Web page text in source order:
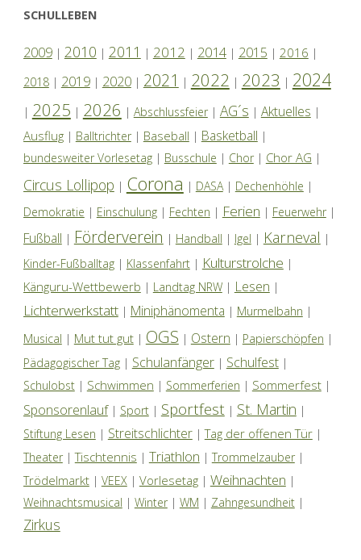
SCHULLEBEN
2009| 2010 | 2011 | 2012 | 2014| 2015 | 2016 |
2018| 2019| 2020| 2021 | 2022 | 2023 | 2024
| 2025 | 2026 | Abschlussfeier| AG´s | Aktuelles |
Ausflug| Balltrichter| Baseball | Basketball |
bundesweiter Vorlesetag| Busschule | Chor| Chor AG |
Circus Lollipop | Corona | DASA| Dechenhöhle |
Demokratie | Einschulung| Fechten | Ferien | Feuerwehr|
Fußball | Förderverein | Handball | Igel | Karneval |
Kinder-Fußballtag| Klassenfahrt| Kulturstrolche |
Känguru-Wettbewerb | Landtag NRW| Lesen |
Lichterwerkstatt| Miniphänomenta | Murmelbahn |
Musical | Mut tut gut| OGS | Ostern | Papierschöpfen |
Pädagogischer Tag| Schulanfänger| Schulfest|
Schulobst| Schwimmen | Sommerferien | Sommerfest|
Sponsorenlauf| Sport| Sportfest | St. Martin |
Stiftung Lesen | Streitschlichter|Tag der offenen Tür|
Theater|Tischtennis | Triathlon | Trommelzauber|
Trödelmarkt| VEEX| Vorlesetag| Weihnachten |
Weihnachtsmusical | Winter| WM | Zahngesundheit|
Zirkus